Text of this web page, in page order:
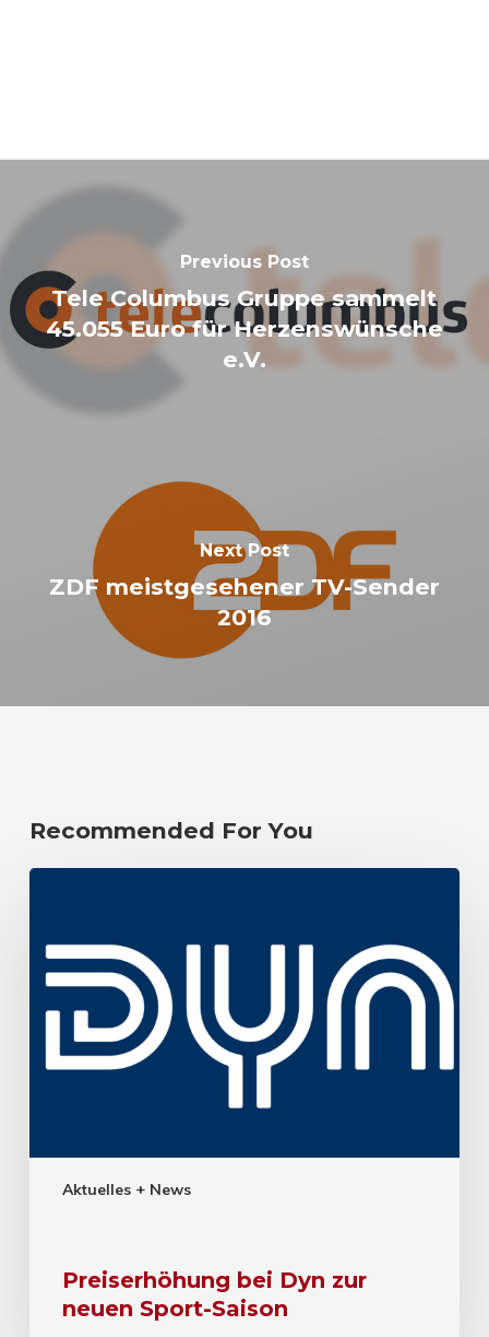
Previous Post
Tele Columbus Gruppe sammelt
45.055 Euro für Herzenswünsche
e.V.
Next Post
ZDF meistgesehener TV-Sender
2016
Recommended For You
Aktuelles + News
Preiserhöhung bei Dyn zur
neuen Sport-Saison